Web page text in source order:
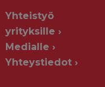
Yhteistyö
yrityksille
Medialle
Yhteystiedot